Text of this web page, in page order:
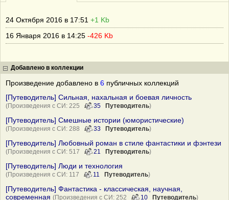
24 Октября 2016 в 17:51 +1 Kb
16 Января 2016 в 14:25 -426 Kb
Добавлено в коллекции
Произведение добавлено в 6 публичных коллекций
[Путеводитель] Сильная, нахальная и боевая личность
(Произведения с СИ: 225 35 Путеводитель)
[Путеводитель] Смешные истории (юмористические)
(Произведения с СИ: 288 33 Путеводитель)
[Путеводитель] Любовный роман в стиле фантастики и фэнтези
(Произведения с СИ: 517 21 Путеводитель)
[Путеводитель] Люди и технология
(Произведения с СИ: 117 11 Путеводитель)
[Путеводитель] Фантастика - классическая, научная,
современная (Произведения с СИ: 252 10 Путеводитель)